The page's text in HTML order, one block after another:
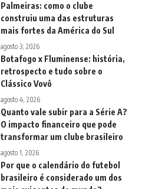
Palmeiras: como o clube
construiu uma das estruturas
mais fortes da América do Sul
agosto 3, 2026
Botafogo x Fluminense: história,
retrospecto e tudo sobre o
Clássico Vovô
agosto 4, 2026
Quanto vale subir para a Série A?
O impacto financeiro que pode
transformar um clube brasileiro
agosto 1, 2026
Por que o calendário do futebol
brasileiro é considerado um dos